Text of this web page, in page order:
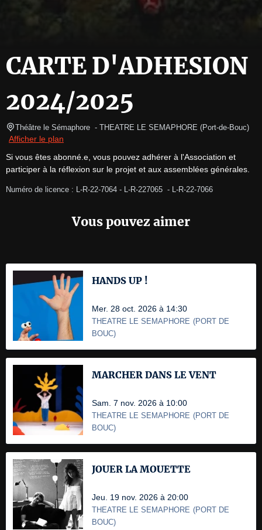
CARTE D'ADHESION
2024/2025
Théâtre le Sémaphore - THEATRE LE SEMAPHORE (Port-de-Bouc)
Afficher le plan
Si vous êtes abonné.e, vous pouvez adhérer à l'Association et
participer à la réflexion sur le projet et aux assemblées générales.
Numéro de licence : L-R-22-7064 - L-R-227065  - L-R-22-7066
Vous pouvez aimer
HANDS UP !
Mer. 28 oct. 2026 à 14:30
THEATRE LE SEMAPHORE (PORT DE
BOUC)
MARCHER DANS LE VENT
Sam. 7 nov. 2026 à 10:00
THEATRE LE SEMAPHORE (PORT DE
BOUC)
JOUER LA MOUETTE
Jeu. 19 nov. 2026 à 20:00
THEATRE LE SEMAPHORE (PORT DE
BOUC)